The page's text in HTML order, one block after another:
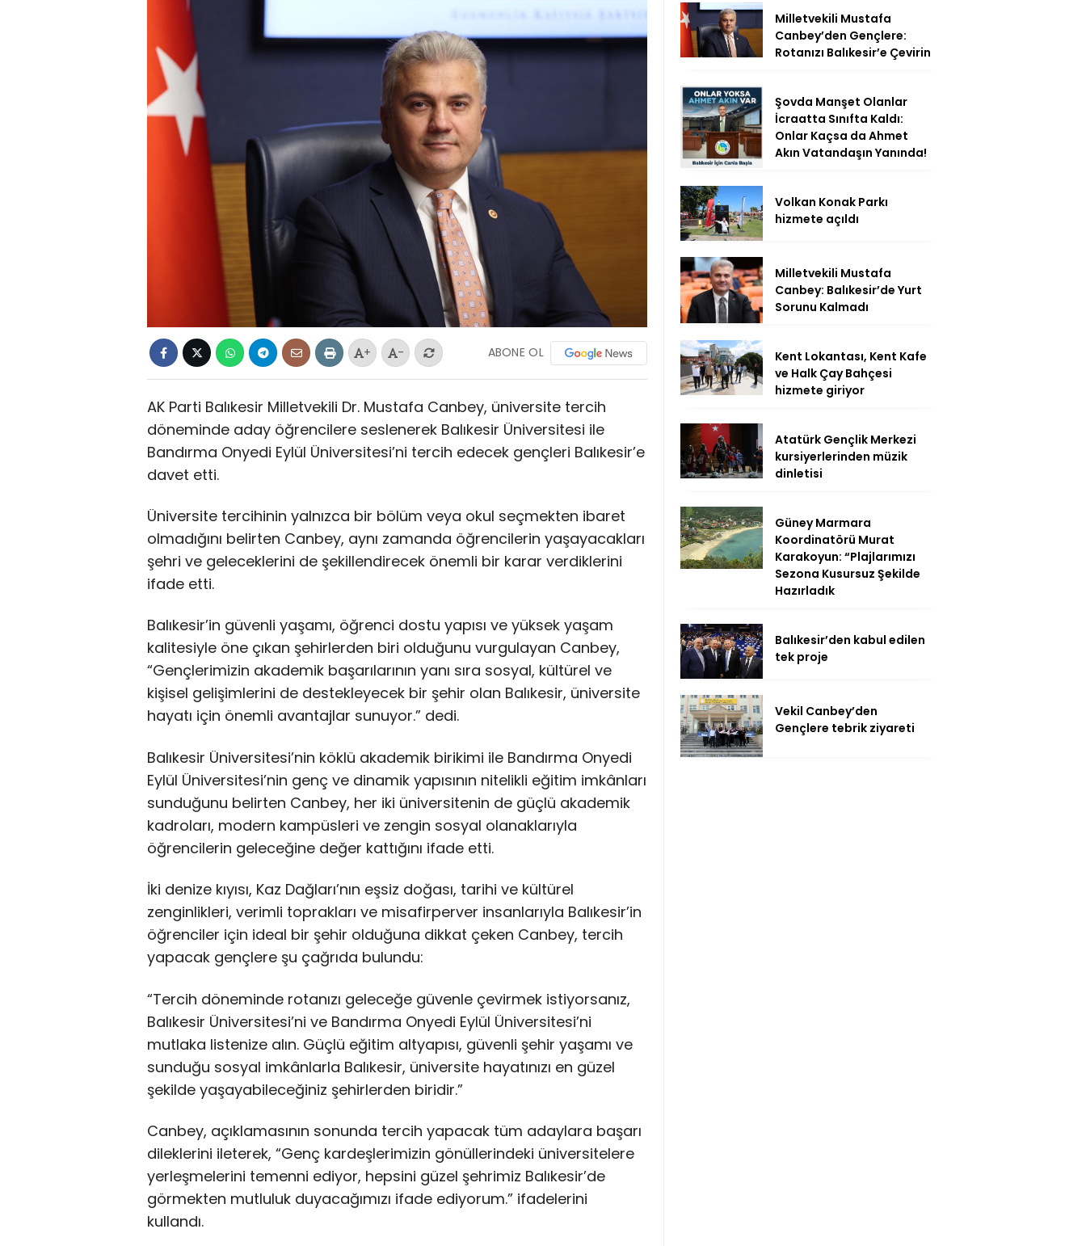
+ - ABONE OL
AK Parti Balıkesir Milletvekili Dr. Mustafa Canbey, üniversite tercih
döneminde aday öğrencilere seslenerek Balıkesir Üniversitesi ile
Bandırma Onyedi Eylül Üniversitesi’ni tercih edecek gençleri Balıkesir’e
davet etti.
Üniversite tercihinin yalnızca bir bölüm veya okul seçmekten ibaret
olmadığını belirten Canbey, aynı zamanda öğrencilerin yaşayacakları
şehri ve geleceklerini de şekillendirecek önemli bir karar verdiklerini
ifade etti.
Balıkesir’in güvenli yaşamı, öğrenci dostu yapısı ve yüksek yaşam
kalitesiyle öne çıkan şehirlerden biri olduğunu vurgulayan Canbey,
“Gençlerimizin akademik başarılarının yanı sıra sosyal, kültürel ve
kişisel gelişimlerini de destekleyecek bir şehir olan Balıkesir, üniversite
hayatı için önemli avantajlar sunuyor.” dedi.
Balıkesir Üniversitesi’nin köklü akademik birikimi ile Bandırma Onyedi
Eylül Üniversitesi’nin genç ve dinamik yapısının nitelikli eğitim imkânları
sunduğunu belirten Canbey, her iki üniversitenin de güçlü akademik
kadroları, modern kampüsleri ve zengin sosyal olanaklarıyla
öğrencilerin geleceğine değer kattığını ifade etti.
İki denize kıyısı, Kaz Dağları’nın eşsiz doğası, tarihi ve kültürel
zenginlikleri, verimli toprakları ve misafirperver insanlarıyla Balıkesir’in
öğrenciler için ideal bir şehir olduğuna dikkat çeken Canbey, tercih
yapacak gençlere şu çağrıda bulundu:
“Tercih döneminde rotanızı geleceğe güvenle çevirmek istiyorsanız,
Balıkesir Üniversitesi’ni ve Bandırma Onyedi Eylül Üniversitesi’ni
mutlaka listenize alın. Güçlü eğitim altyapısı, güvenli şehir yaşamı ve
sunduğu sosyal imkânlarla Balıkesir, üniversite hayatınızı en güzel
şekilde yaşayabileceğiniz şehirlerden biridir.”
Canbey, açıklamasının sonunda tercih yapacak tüm adaylara başarı
dileklerini ileterek, “Genç kardeşlerimizin gönüllerindeki üniversitelere
yerleşmelerini temenni ediyor, hepsini güzel şehrimiz Balıkesir’de
görmekten mutluluk duyacağımızı ifade ediyorum.” ifadelerini
kullandı.
Milletvekili Mustafa
Canbey’den Gençlere:
Rotanızı Balıkesir’e Çevirin
Şovda Manşet Olanlar
İcraatta Sınıfta Kaldı:
Onlar Kaçsa da Ahmet
Akın Vatandaşın Yanında!
Volkan Konak Parkı
hizmete açıldı
Milletvekili Mustafa
Canbey: Balıkesir’de Yurt
Sorunu Kalmadı
Kent Lokantası, Kent Kafe
ve Halk Çay Bahçesi
hizmete giriyor
Atatürk Gençlik Merkezi
kursiyerlerinden müzik
dinletisi
Güney Marmara
Koordinatörü Murat
Karakoyun: “Plajlarımızı
Sezona Kusursuz Şekilde
Hazırladık
Balıkesir’den kabul edilen
tek proje
Vekil Canbey’den
Gençlere tebrik ziyareti